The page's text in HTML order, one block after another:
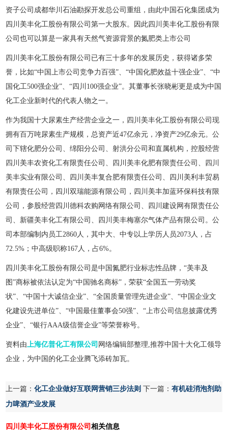
资子公司成都华川石油勘探开发总公司重组，由此中国石化集团成为
四川美丰化工股份有限公司第一大股东。因此四川美丰化工股份有限
公司也可以算是一家具有天然气资源背景的氮肥类上市公司
四川美丰化工股份有限公司已有三十多年的发展历史，获得诸多荣
誉，比如“中国上市公司竞争力百强”、“中国化肥效益十强企业”、“中
国化工500强企业”、“四川100强企业”。其董事长张晓彬更是成为中国
化工企业新时代的代表人物之一。
作为我国十大尿素生产经营企业之一，四川美丰化工股份有限公司现
拥有百万吨尿素生产规模，总资产近47亿余元，净资产29亿余元。公
司下辖化肥分公司、绵阳分公司、射洪分公司和直属机构，控股经营
四川美丰农资化工有限责任公司、四川美丰化肥有限责任公司、四川
美丰实业有限公司、四川美丰复合肥有限责任公司、四川美利丰贸易
有限责任公司，四川双瑞能源有限公司，四川美丰加蓝环保科技有限
公司，参股经营四川德科农购网络有限公司、四川建设网有限责任公
司、新疆美丰化工有限公司、四川美丰梅塞尔气体产品有限公司。公
司本部编制内员工2860人，其中大、中专以上学历人员2073人，占
72.5%；中高级职称167人，占6%。
四川美丰化工股份有限公司是中国氮肥行业标志性品牌，“美丰及
图”商标被依法认定为“中国驰名商标”，荣获“全国五一劳动奖
状”、“中国十大诚信企业”、“全国质量管理先进企业”、“中国企业文
化建设先进单位”、“中国最佳董事会50强”、“上市公司信息披露优秀
企业”、“银行AAA级信誉企业”等荣誉称号。
资料由上海亿普化工有限公司 网络编辑部整理,推荐中国十大化工领导
企业，为中国的化工企业腾飞添砖加瓦。
上一篇：化工企业做好互联网营销三步法则 下一篇：有机硅消泡剂助
力啤酒产业发展
四川美丰化工股份有限公司相关信息